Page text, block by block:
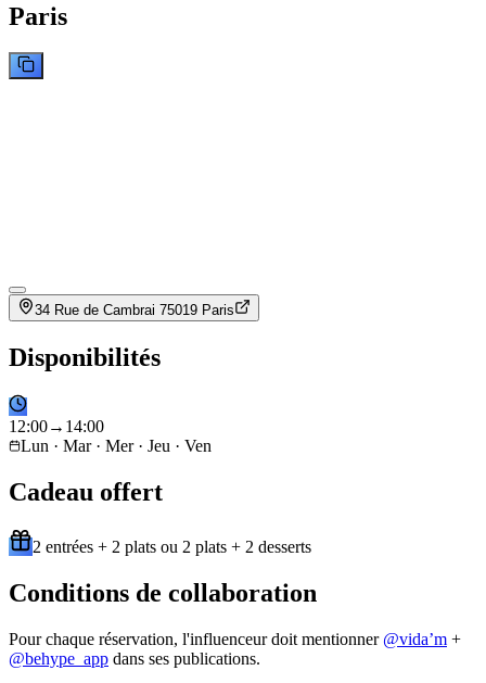
Paris
34 Rue de Cambrai 75019 Paris
Disponibilités
12:00→ 14:00
Lun · Mar · Mer · Jeu · Ven
Cadeau offert
2 entrées + 2 plats ou 2 plats + 2 desserts
Conditions de collaboration
Pour chaque réservation, l'influenceur doit mentionner @vida’m +
@behype_app dans ses publications.